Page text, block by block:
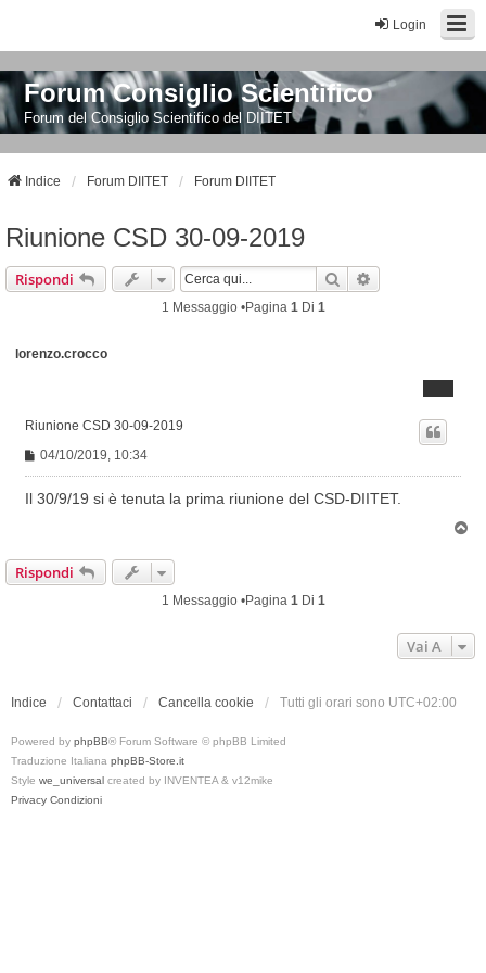
Login
Forum Consiglio Scientifico
Forum del Consiglio Scientifico del DIITET
Indice Forum DIITET Forum DIITET
Riunione CSD 30-09-2019
Rispondi Cerca
1 Messaggio •Pagina 1Di 1
lorenzo.crocco
Riunione CSD 30-09-2019
M
e
s
g
04/10/2019, 10:34
Il 30/9/19 si è tenuta la prima riunione del CSD-DIITET.
Rispondi
1 Messaggio •Pagina 1Di 1
Vai A
Indice Contattaci Cancella cookie Tutti gli orari sono UTC+02:00
Powered by phpBB® Forum Software © phpBB Limited
Traduzione Italiana phpBB-Store.it
Style we_universal created by INVENTEA & v12mike
Privacy Condizioni